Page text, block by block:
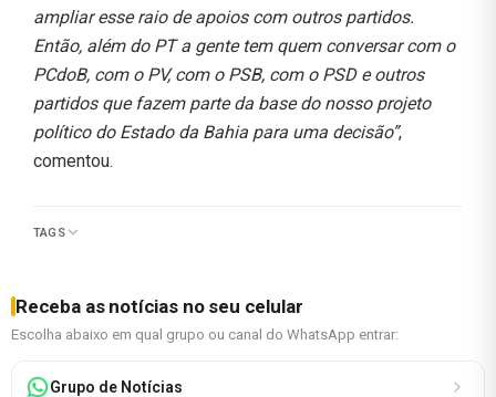
ampliar esse raio de apoios com outros partidos.
Então, além do PT a gente tem quem conversar com o
PCdoB, com o PV, com o PSB, com o PSD e outros
partidos que fazem parte da base do nosso projeto
político do Estado da Bahia para uma decisão”,
comentou.
TAGS
Receba as notícias no seu celular
Escolha abaixo em qual grupo ou canal do WhatsApp entrar:
Grupo de Notícias